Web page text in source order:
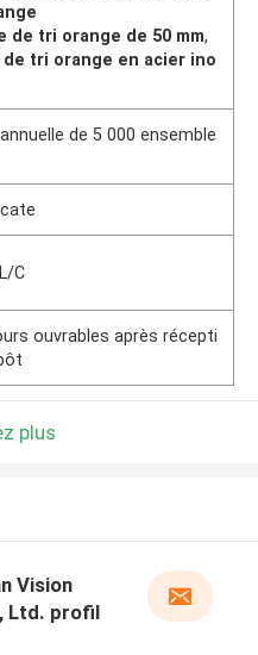
de tri orange de 50 mm,
de tri orange en acier ino
de 5 000 ensemble
C
ouvrables après récepti
plus
Vision
Ltd. profil